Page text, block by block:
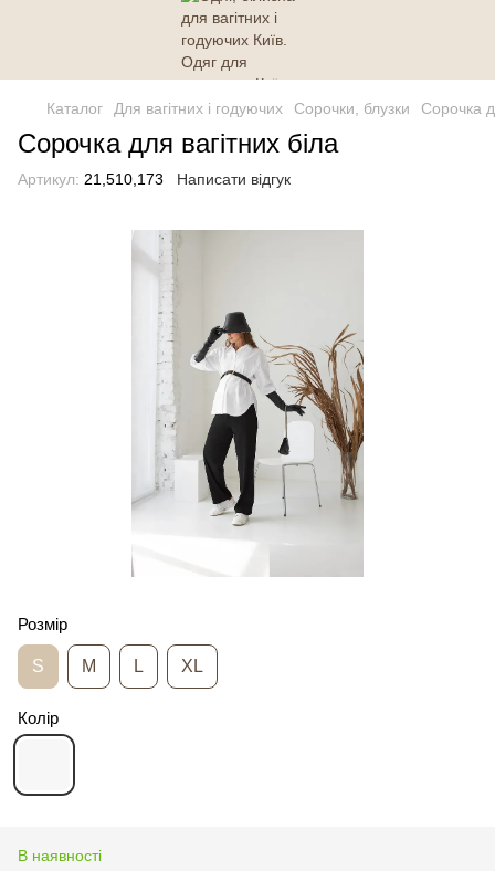
Каталог Для вагітних і годуючих Сорочки, блузки Сорочка
Сорочка для вагітних біла
Артикул: 21,510,173 Написати відгук
Розмір
S M L XL
Колір
В наявності